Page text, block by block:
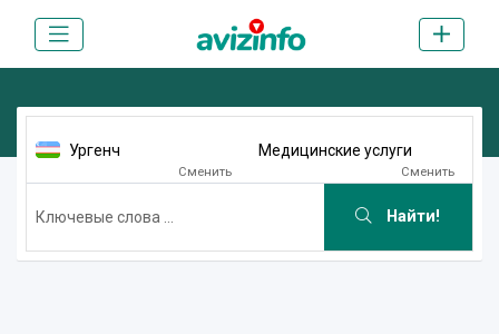
Ургенч
Сменить
Медицинские услуги
Сменить
Найти!